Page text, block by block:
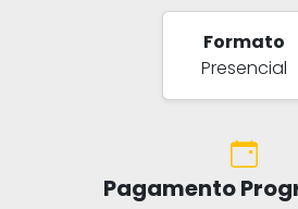
Formato
Presencial
Pagamento